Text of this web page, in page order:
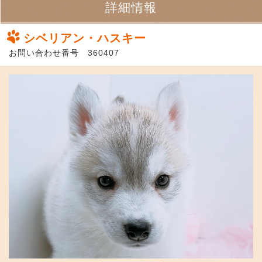
詳細情報
シベリアン・ハスキー
お問い合わせ番号 360407